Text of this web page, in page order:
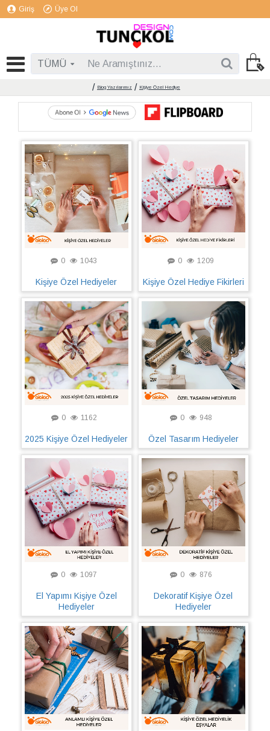
Giriş Üye Ol
TÜMÜ
Blog Yazılarımız Kişiye Özel Hediye
0 1043
Kişiye Özel Hediyeler
0 1209
Kişiye Özel Hediye Fikirleri
0 1162
2025 Kişiye Özel Hediyeler
0 948
Özel Tasarım Hediyeler
0 1097
El Yapımı Kişiye Özel
Hediyeler
0 876
Dekoratif Kişiye Özel
Hediyeler